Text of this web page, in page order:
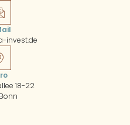
invest.de
18-22